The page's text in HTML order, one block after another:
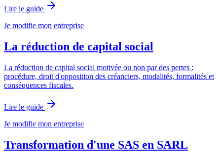
Lire le guide
Je modifie mon entreprise
La réduction de capital social
La réduction de capital social motivée ou non par des pertes :
procédure, droit d'opposition des créanciers, modalités, formalités et
conséquences fiscales.
Lire le guide
Je modifie mon entreprise
Transformation d'une SAS en SARL